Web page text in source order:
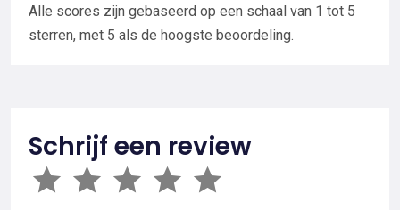
Alle scores zijn gebaseerd op een schaal van 1 tot 5
sterren, met 5 als de hoogste beoordeling.
Schrijf een review